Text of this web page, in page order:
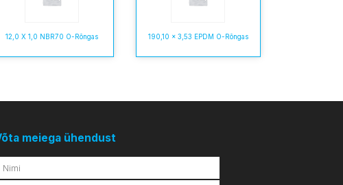
12,0 X 1,0 NBR70 O-Rõngas 190,10 x 3,53 EPDM O-Rõngas
meiega ühendust